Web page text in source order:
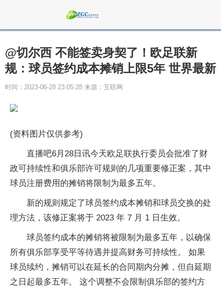
@切尔西 不能签卖身契了！欧足联新
规：球员签约成本摊销上限5年 世界最新
时间：2023-06-28 23:05:28 来源：互联网
(资料图片仅供参考)
直播吧6月28日讯今天欧足联执行委员会批准了财
政可持续性和俱乐部许可规则的几项重要修正案，其中
球员注册费用的摊销将限制为最多五年。
新的规则规定了球员签约成本摊销和球员交换的处
理方法，该修正案将于 2023 年 7 月 1 日生效。
球员签约成本的摊销将被限制为最多五年，以确保
所有俱乐部享受平等待遇并提高财务可持续性。 如果
球员续约，摊销可以在延长的合同期内分摊，但自延期
之日起最多五年。 这个调整不会限制俱乐部的签约方